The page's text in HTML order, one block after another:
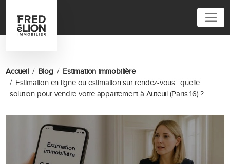
01 86 95 52 62
Accueil Blog
Estimation immobilière
Estimation en ligne ou estimation sur rendez-vous : quelle
solution pour vendre votre appartement à Auteuil (Paris 16) ?